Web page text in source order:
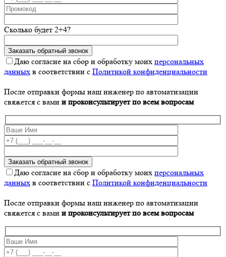
Сколько будет 2+4?
Даю согласие на сбор и обработку моих персональных
данных в соответствии с Политикой конфиденциальности
После отправки формы наш инженер по автоматизации
свяжется с вами и проконсультирует по всем вопросам
Даю согласие на сбор и обработку моих персональных
данных в соответствии с Политикой конфиденциальности
После отправки формы наш инженер по автоматизации
свяжется с вами и проконсультирует по всем вопросам